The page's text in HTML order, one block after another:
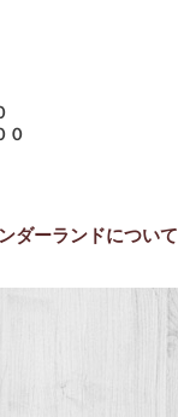
０
ダーランドについて